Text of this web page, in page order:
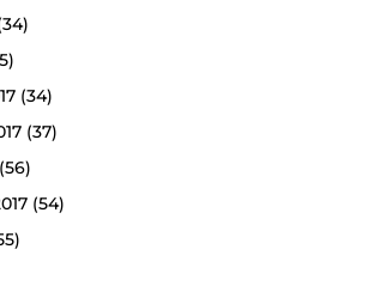
(34)
(37)
(54)